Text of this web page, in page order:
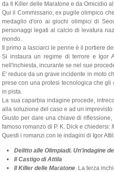
da Il Killer delle Maratone e da Omicidio
Qui il Commissario, ex pugile olimpico
medaglio d'oro ai giochi olimpici di
personaggi legati al calcio di levatura
mondo.
Il primo a lasciarci le penne è il portiere
Si instaura un regime di terrore e Igor
nell'inchiesta, incurante se nel sue
E' reduce da un grave incidente in moto
prese con una protesi tecnologica che
in pista.
La sua caparbia indagine procede,
alla soluzione del caso e ad un
Giusto per dare una chiave di
famoso romanzo di P. K. Dick e chiedersi:
Questi i romanzi con le indagini di Igor
Delitto alle Olimpiadi. Un'indagine
Il Castigo di Attila
Il Killer delle Maratone. La terza